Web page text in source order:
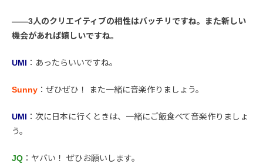
――3人のクリエイティブの相性はバッチリですね。また新しい
機会があれば嬉しいですね。
UMI ：あったらいいですね。
Sunny ：ぜひぜひ！ また一緒に音楽作りましょう。
UMI ：次に日本に行くときは、一緒にご飯食べて音楽作りましょ
う。
JQ ：ヤバい！ ぜひお願いします。